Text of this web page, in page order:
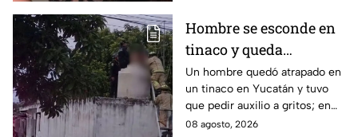
Hombre se esconde en
tinaco y queda
atrapado por más de
dos horas en Yucatán;
así lo encontraron
Un hombre quedó atrapado en
un tinaco en Yucatán y tuvo
que pedir auxilio a gritos; en
redes aseguran que intentaba
08 agosto, 2026